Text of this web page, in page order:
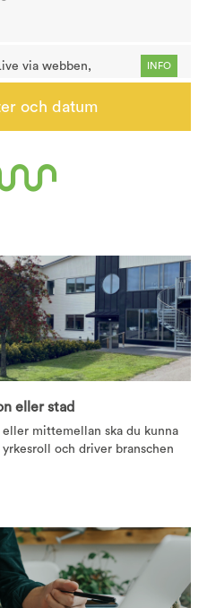
INFO
via webben,
3 dagar
INFO
och
FULLBOKAT
I-IV inkl prov,
annan ort/datum eller
och datum
eller stad
mittemellan ska du kunna
och driver branschen